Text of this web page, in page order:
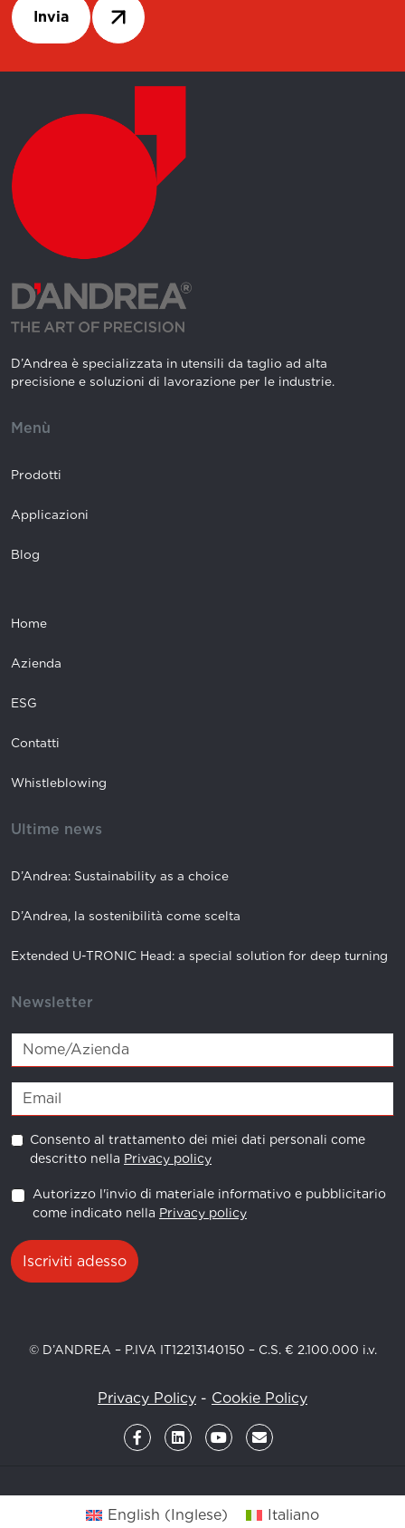
Invia
D’Andrea è specializzata in utensili da taglio ad alta
precisione e soluzioni di lavorazione per le industrie.
Menù
Prodotti
Applicazioni
Blog
Home
Azienda
ESG
Contatti
Whistleblowing
Ultime news
D’Andrea: Sustainability as a choice
D’Andrea, la sostenibilità come scelta
Extended U-TRONIC Head: a special solution for deep turning
Newsletter
Consento al trattamento dei miei dati personali come
descritto nella Privacy policy
Autorizzo l'invio di materiale informativo e pubblicitario
come indicato nella Privacy policy
Iscriviti adesso
© D’ANDREA – P.IVA IT12213140150 – C.S. € 2.100.000 i.v.
Privacy Policy - Cookie Policy
English (Inglese) Italiano